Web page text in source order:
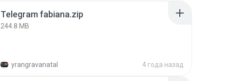
Telegram fabiana.zip
244.8 MB
yrangravanatal 4 года назад